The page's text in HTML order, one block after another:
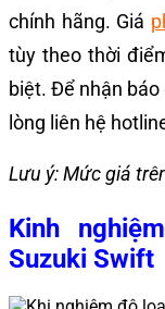
chính hãng. Giá
tùy theo thời
biệt. Để nhận
lòng liên hệ
Lưu ý: Mức giá
Kinh
Suzuki Swift